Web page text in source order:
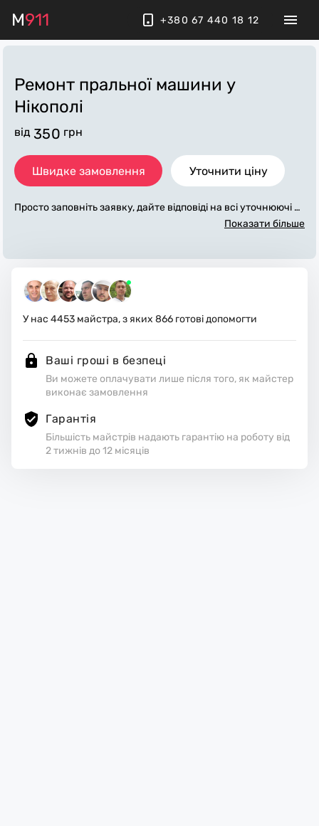
M911 +380 67 440 18 12
Ремонт пральної машини у
Нікополі
від 350 грн
Швидке замовлення Уточнити ціну
Просто заповніть заявку, дайте відповіді на всі уточнюючі за
питання по «ремонт пральної машини». Ми зв'яжемося з ва
и. Виконавці стежать за чистотою та прибирають робоче мі
сце.
Показати більше
У нас 4453 майстра, з яких 866 готові допомогти
Ваші гроші в безпеці
Ви можете оплачувати лише після того, як майстер
виконає замовлення
Гарантія
Більшість майстрів надають гарантію на роботу від
2 тижнів до 12 місяців